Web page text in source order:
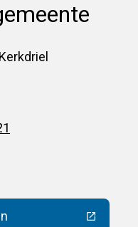
gaat naar een